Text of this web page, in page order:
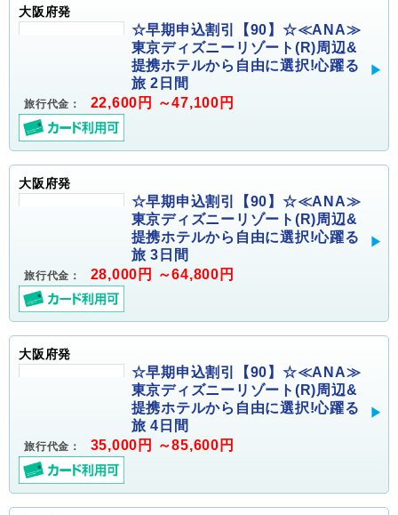
大阪府発
☆早期申込割引【90】☆≪ANA≫
東京ディズニーリゾート(R)周辺&
提携ホテルから自由に選択!心躍る
旅 2日間
旅行代金： 22,600円 ～47,100円
大阪府発
☆早期申込割引【90】☆≪ANA≫
東京ディズニーリゾート(R)周辺&
提携ホテルから自由に選択!心躍る
旅 3日間
旅行代金： 28,000円 ～64,800円
大阪府発
☆早期申込割引【90】☆≪ANA≫
東京ディズニーリゾート(R)周辺&
提携ホテルから自由に選択!心躍る
旅 4日間
旅行代金： 35,000円 ～85,600円